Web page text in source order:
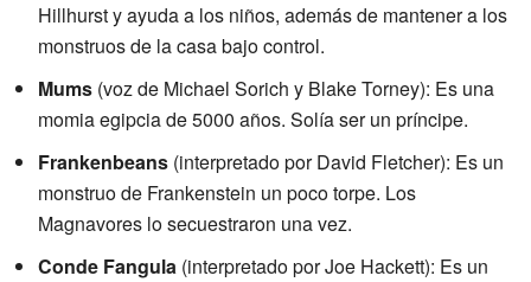
Hillhurst y ayuda a los niños, además de mantener a los
monstruos de la casa bajo control.
Mums (voz de Michael Sorich y Blake Torney): Es una
momia egipcia de 5000 años. Solía ser un príncipe.
Frankenbeans (interpretado por David Fletcher): Es un
monstruo de Frankenstein un poco torpe. Los
Magnavores lo secuestraron una vez.
Conde Fangula (interpretado por Joe Hackett): Es un